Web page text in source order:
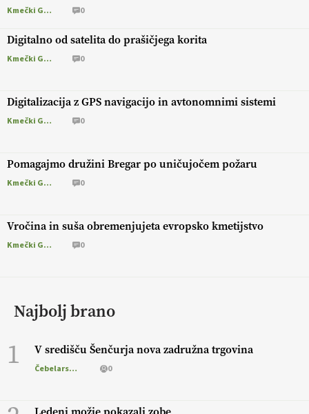
Kmečki Glas 0
Digitalno od satelita do prašičjega korita
Kmečki Glas 0
Digitalizacija z GPS navigacijo in avtonomnimi sistemi
Kmečki Glas 0
Pomagajmo družini Bregar po uničujočem požaru
Kmečki Glas 0
Vročina in suša obremenjujeta evropsko kmetijstvo
Kmečki Glas 0
Najbolj brano
1 V središču Šenčurja nova zadružna trgovina
Čebelarstvo 0